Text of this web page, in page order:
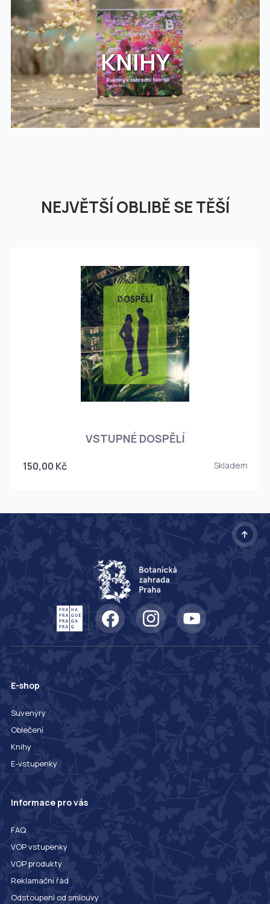
KNIHY
NEJVĚTŠÍ OBLIBĚ SE TĚŠÍ
VSTUPNÉ DOSPĚLÍ
150,00 Kč Skladem
E-shop
Suvenýry
Oblečení
Knihy
E-vstupenky
Informace pro vás
FAQ
VOP vstupenky
VOP produkty
Reklamační řád
Odstoupení od smlouvy